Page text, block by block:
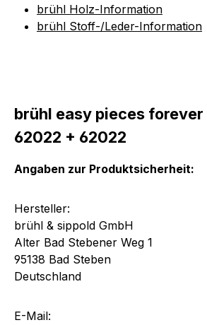
brühl Holz-Information
brühl Stoff-/Leder-Information
brühl easy pieces
62022 + 62022
Angaben zur Produktsicherheit:
Hersteller:
brühl & sippold GmbH
Alter Bad Stebener Weg 1
95138 Bad Steben
Deutschland
E-Mail: